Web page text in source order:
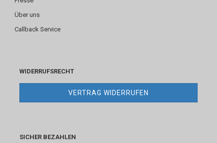
Über uns
Callback Service
WIDERRUFSRECHT
VERTRAG WIDERRUFEN
SICHER BEZAHLEN